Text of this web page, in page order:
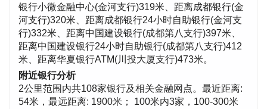
银行小微金融中心(金河支行)319米、距离成都银行(金
河支行)320米、距离成都银行24小时自助银行(金河支
行)332米、距离中国建设银行(成都第八支行)397米、
距离中国建设银行24小时自助银行(成都第八支行)412
米、距离华夏银行ATM(川投大厦支行)473米。
附近银行分析
2公里范围内共108家银行及相关金融网点。最近距离:
54米，最远距离: 1900米； 100米内3家，100-300米